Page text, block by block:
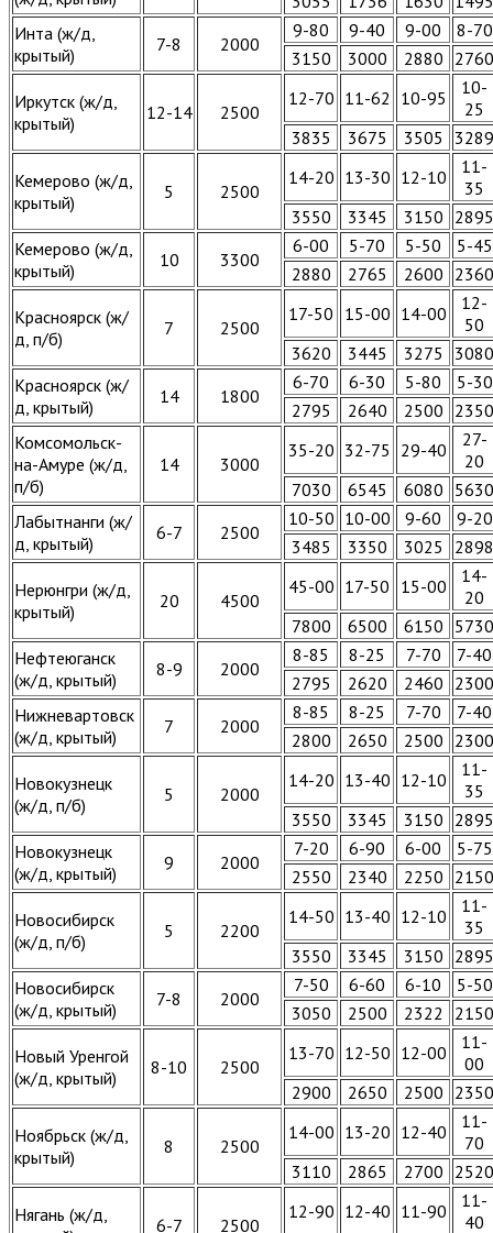
Инта (ж/д,
крытый)
7-8 2000
9-80 9-40 9-00
8-70
3150
3000 2880 2760
Иркутск (ж/д,
крытый)
12-14 2500
12-70 11-62 10-95
10-
25
3835
3675 3505
3289
Кемерово (ж/д,
крытый)
5 2500
14-20 13-30 12-10
11-
35
3550
3345 3150 2895
Кемерово (ж/д,
крытый)
10 3300
6-00 5-70 5-50
5-45
2880
2765 2600 2360
Красноярск (ж/
д, п/б)
7 2500
17-50 15-00 14-00
12-
50
3620
3445 3275
3080
Красноярск (ж/
д, крытый)
14 1800
6-70 6-30 5-80
5-30
2795
2640 2500 2350
Комсомольск-
на-Амуре (ж/д,
п/б)
14 3000
35-20 32-75 29-40
27-
20
7030
6545 6080 5630
Лабытнанги (ж/
д, крытый)
6-7 2500
10-50 10-00 9-60
9-20
3485
3350 3025
2898
Нерюнгри (ж/д,
крытый)
20 4500
45-00 17-50 15-00
14-
20
7800
6500 6150 5730
Нефтеюганск
(ж/д, крытый)
8-9 2000
8-85 8-25 7-70
7-40
2795
2620 2460 2300
Нижневартовск
(ж/д, крытый)
7 2000
8-85 8-25 7-70
7-40
2800
2650 2500 2300
Новокузнецк
(ж/д, п/б)
5 2000
14-20 13-40 12-10
11-
35
3550
3345 3150 2895
Новокузнецк
(ж/д, крытый)
9 2000
7-20 6-90 6-00
5-75
2550
2340 2250 2150
Новосибирск
(ж/д, п/б)
5 2200
14-50 13-40 12-10
11-
35
3550
3345 3150 2895
Новосибирск
(ж/д, крытый)
7-8 2000
7-50 6-60 6-10
5-50
3050
2500 2322
2150
Новый Уренгой
(ж/д, крытый)
8-10 2500
13-70 12-50 12-00
11-
00
2900
2650 2500 2350
Ноябрьск (ж/д,
крытый)
8 2500
14-00 13-20 12-40
11-
70
3110
2865 2700 2520
Нягань (ж/д,
6-7 2500
12-90 12-40 11-90
11-
40